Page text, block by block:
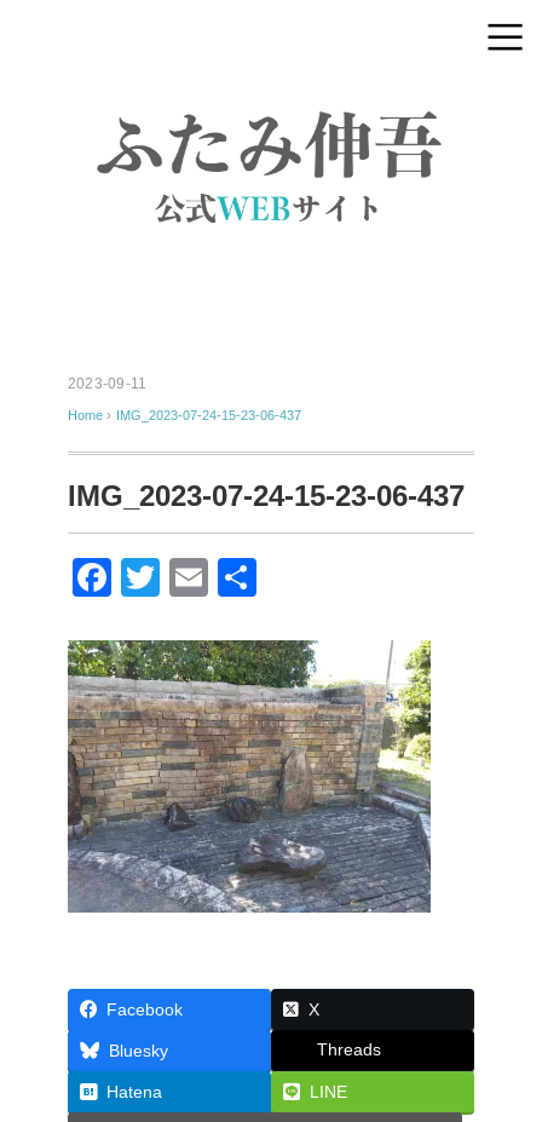
2023-09-11
Home › IMG_2023-07-24-15-23-06-437
IMG_2023-07-24-15-23-06-437
F
c
e
b
o
o
k
T
tt
er
E
ail
Facebook X
Bluesky Threads
Hatena LINE